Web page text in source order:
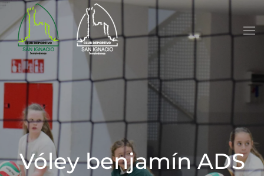
Skip to main content
Vóley benjamín ADS